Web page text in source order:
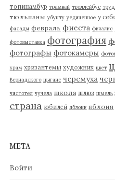
топинамбур трамвай троллейбус
тюльпаны убунту уединенное у
фасады февраль фиеста физалис
фотовыставка фотография
фотографы фотокамеры
храм хризантемы художник цвет
Вернадского цыгане черемуха
чистотел чучела школа шлюз шмель
страна юбилей яблоки яблоня
МЕТА
Войти